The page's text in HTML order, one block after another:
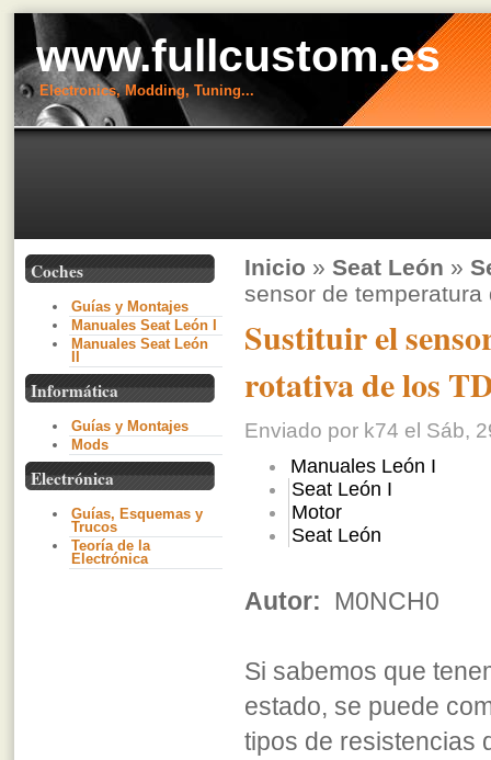
www.fullcustom.es
Electronics, Modding, Tuning...
Coches
Guías y Montajes
Manuales Seat León I
Manuales Seat León
Informática
Guías y Montajes
Mods
Electrónica
Guías, Esquemas y
Trucos
Teoría de la
Electrónica
Inicio » Seat León »
sensor de
Sustituir el
rotativa de los
Enviado por k74 el Sáb,
Manuales León I
Seat León I
Motor
Seat León
Autor: M0NCH0
Si sabemos que
estado, se puede
tipos de resistencias